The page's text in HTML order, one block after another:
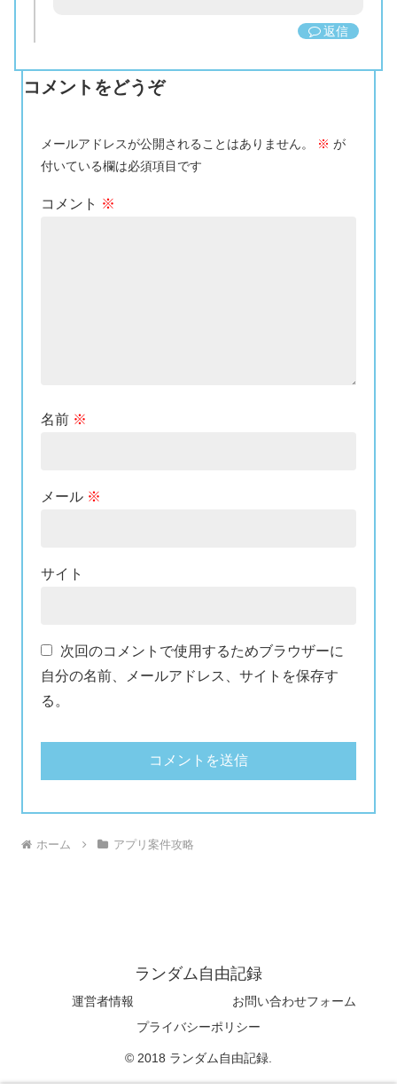
返信
コメントをどうぞ
メールアドレスが公開されることはありません。 ※ が
付いている欄は必須項目です
コメント ※
名前 ※
メール ※
サイト
次回のコメントで使用するためブラウザーに
自分の名前、メールアドレス、サイトを保存す
る。
ホーム アプリ案件攻略
ランダム自由記録
運営者情報
お問い合わせフォーム
プライバシーポリシー
© 2018 ランダム自由記録.